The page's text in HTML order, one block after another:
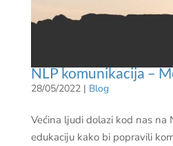
NLP komunikacija –
28/05/2022| Blog
Većina ljudi dolazi kod nas na
edukaciju kako bi popravili